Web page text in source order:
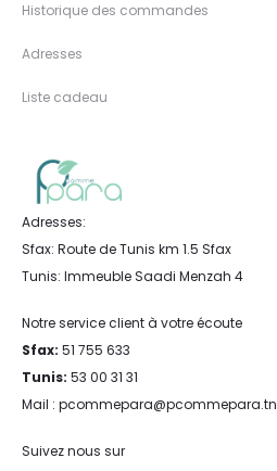
Historique des commandes
Adresses
Liste cadeau
Adresses:
Sfax: Route de Tunis km 1.5 Sfax
Tunis: Immeuble Saadi Menzah 4
Notre service client à votre écoute
Sfax: 51 755 633
Tunis: 53 00 31 31
Mail : pcommepara@pcommepara.tn
Suivez nous sur